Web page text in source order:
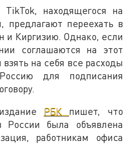
TikTok, находящегося на
предлагают переехать в
и Киргизию. Однако, если
соглашаются на этот
на себя все расходы
для подписания
РБК пишет, что
России была объявлена
работникам офиса